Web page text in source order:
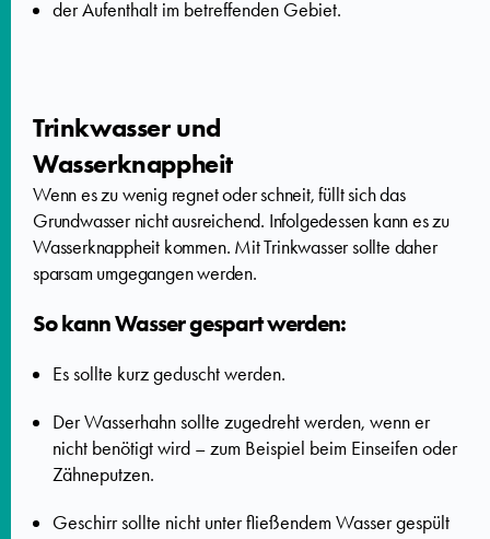
der Aufenthalt im betreffenden Gebiet.
Trinkwasser und
Wasserknappheit
Wenn es zu wenig regnet oder schneit, füllt sich das
Grundwasser nicht ausreichend. Infolgedessen kann es zu
Wasserknappheit kommen. Mit Trinkwasser sollte daher
sparsam umgegangen werden.
So kann Wasser gespart werden:
Es sollte kurz geduscht werden.
Der Wasserhahn sollte zugedreht werden, wenn er
nicht benötigt wird – zum Beispiel beim Einseifen oder
Zähneputzen.
Geschirr sollte nicht unter fließendem Wasser gespült